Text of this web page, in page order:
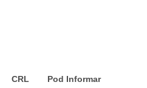
CRL
Pod Informar